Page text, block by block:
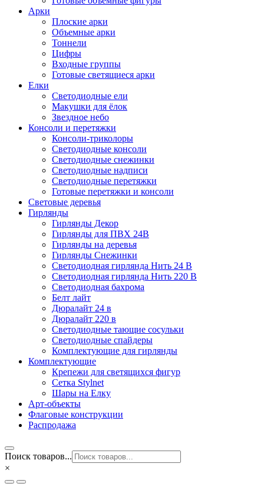
Арки
Плоские арки
Объемные арки
Тоннели
Цифры
Входные группы
Готовые светящиеся арки
Елки
Светодиодные ели
Макушки для ёлок
Звездное небо
Консоли и перетяжки
Консоли-триколоры
Светодиодные консоли
Светодиодные снежинки
Светодиодные надписи
Светодиодные перетяжки
Готовые перетяжки и консоли
Световые деревья
Гирлянды
Гирлянды Декор
Гирлянды для ПВХ 24В
Гирлянды на деревья
Гирлянды Снежинки
Светодиодная гирлянда Нить 24 В
Светодиодная гирлянда Нить 220 В
Светодиодная бахрома
Белт лайт
Дюралайт 24 в
Дюралайт 220 в
Светодиодные тающие сосульки
Светодиодные спайдеры
Комплектующие для гирлянды
Комплектующие
Крепежи для светящихся фигур
Сетка Stylnet
Шары на Елку
Арт-объекты
Флаговые конструкции
Распродажа
Поиск товаров...
×